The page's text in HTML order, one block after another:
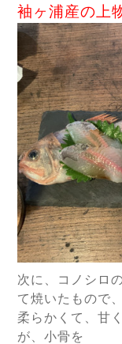
袖ヶ浦産の上
次に、コノシロ
て焼いたもので、
柔らかくて、甘
が、小骨を